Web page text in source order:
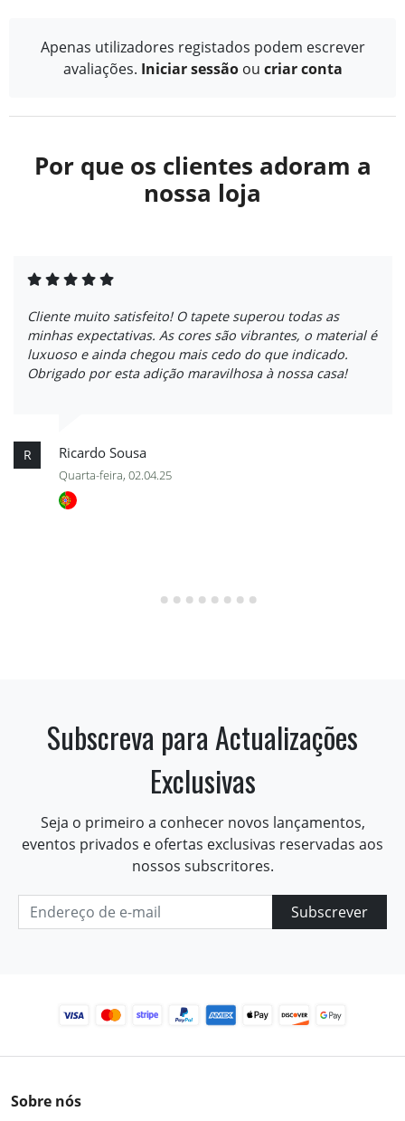
Apenas utilizadores registados podem escrever
avaliações. Iniciar sessão ou criar conta
Por que os clientes adoram a
nossa loja
Cliente muito satisfeito! O tapete superou todas as
minhas expectativas. As cores são vibrantes, o material é
luxuoso e ainda chegou mais cedo do que indicado.
Obrigado por esta adição maravilhosa à nossa casa!
R Ricardo Sousa
Quarta-feira, 02.04.25
Subscreva para Actualizações
Exclusivas
Seja o primeiro a conhecer novos lançamentos,
eventos privados e ofertas exclusivas reservadas aos
nossos subscritores.
Subscrever
Sobre nós